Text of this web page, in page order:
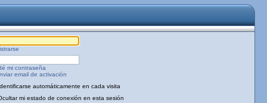
mi contraseña
email de activación
automáticamente en cada visita
mi estado de conexión en esta sesión